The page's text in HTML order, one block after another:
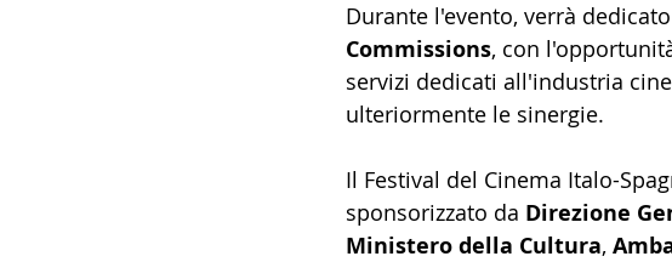
Durante l'evento, verrà
Commissions, con
servizi dedicati all'industria
ulteriormente le sinergie.
Il Festival del Cinema Italo-
sponsorizzato da Direzione
Ministero della Cultura,